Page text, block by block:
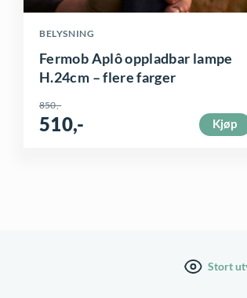
BELYSNING
Fermob Aplô oppladbar lampe
H.24cm – flere farger
850,-
510,- Kjøp
Stort